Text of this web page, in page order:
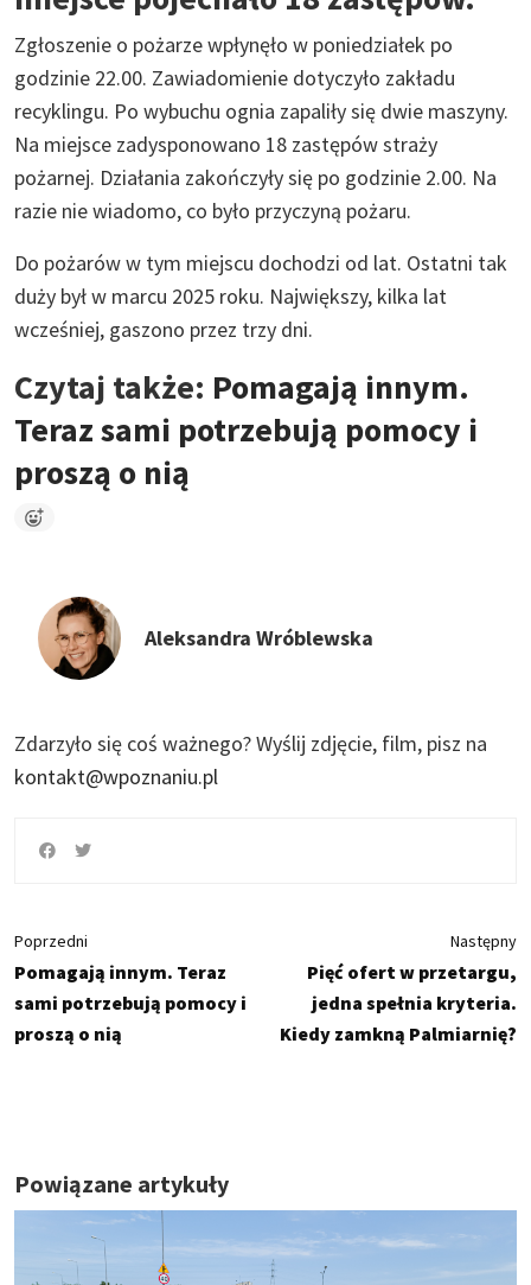
Zgłoszenie o pożarze wpłynęło w poniedziałek po
godzinie 22.00. Zawiadomienie dotyczyło zakładu
recyklingu. Po wybuchu ognia zapaliły się dwie maszyny.
Na miejsce zadysponowano 18 zastępów straży
pożarnej. Działania zakończyły się po godzinie 2.00. Na
razie nie wiadomo, co było przyczyną pożaru.
Do pożarów w tym miejscu dochodzi od lat. Ostatni tak
duży był w marcu 2025 roku. Największy, kilka lat
wcześniej, gaszono przez trzy dni.
Czytaj także: Pomagają innym.
Teraz sami potrzebują pomocy i
proszą o nią
Aleksandra Wróblewska
Zdarzyło się coś ważnego?Wyślij zdjęcie, film, pisz na
kontakt@wpoznaniu.pl
Poprzedni
Pomagają innym. Teraz
sami potrzebują pomocy i
proszą o nią
Następny
Pięć ofert w przetargu,
jedna spełnia kryteria.
Kiedy zamkną Palmiarnię?
Powiązane artykuły